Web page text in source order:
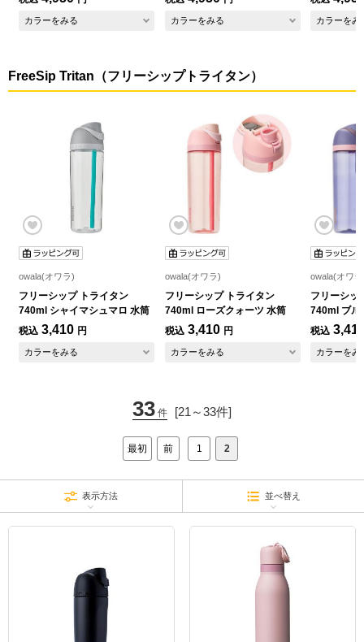
カラーをみる カラーをみる カラーをみ
FreeSip Tritan（フリーシップトライタン）
owala(オワラ)
フリーシップ トライタン
740ml シャイマシュマロ 水筒
税込 3,410 円
カラーをみる
owala(オワラ)
フリーシップ トライタン
740ml ローズクォーツ 水筒
税込 3,410 円
カラーをみる
owala(オワ
フリーシッ
740ml ブル
税込
カラーをみ
33 件 [21～33件]
最初 前 1 2
表示方法 並べ替え